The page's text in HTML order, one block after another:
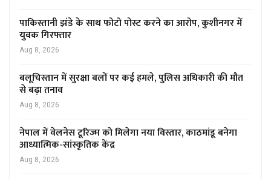
पाकिस्तानी झंडे के साथ फोटो पोस्ट करने का आरोप, कुशीनगर में
युवक गिरफ्तार
Aug 8, 2026
बलूचिस्तान में सुरक्षा बलों पर कई हमले, पुलिस अधिकारी की मौत
से बढ़ा तनाव
Aug 8, 2026
नेपाल में वेलनेस टूरिज्म को मिलेगा नया विस्तार, काठमांडू बनेगा
आध्यात्मिक-सांस्कृतिक केंद्र
Aug 8, 2026